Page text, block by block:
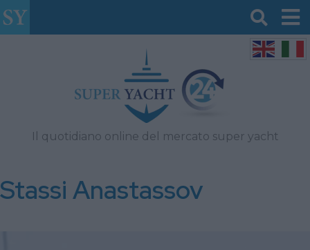
Il quotidiano online del mercato super yacht
Stassi Anastassov